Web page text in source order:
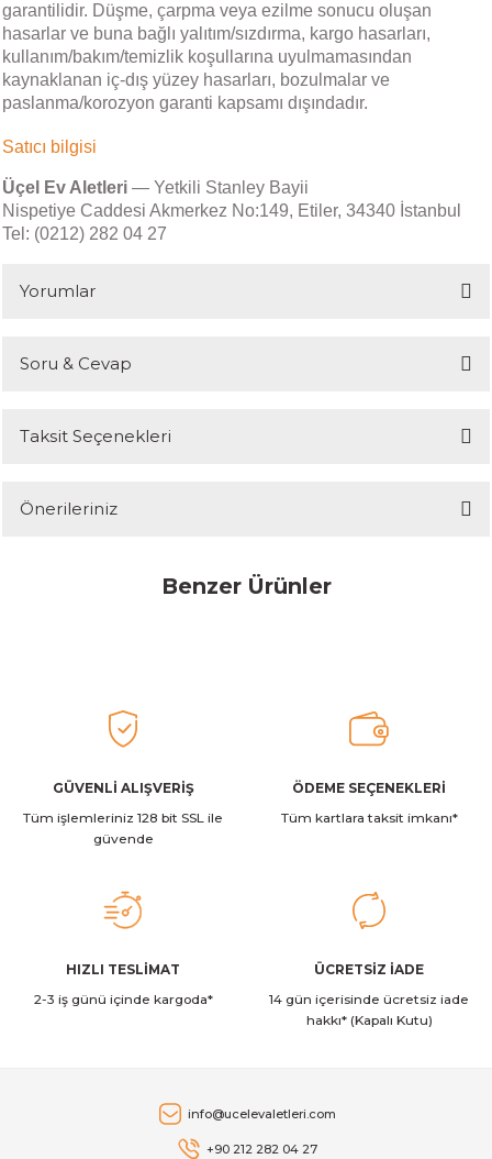
garantilidir. Düşme, çarpma veya ezilme sonucu oluşan
hasarlar ve buna bağlı yalıtım/sızdırma, kargo hasarları,
kullanım/bakım/temizlik koşullarına uyulmamasından
kaynaklanan iç-dış yüzey hasarları, bozulmalar ve
paslanma/korozyon garanti kapsamı dışındadır.
Satıcı bilgisi
Üçel Ev Aletleri — Yetkili Stanley Bayii
Nispetiye Caddesi Akmerkez No:149, Etiler, 34340 İstanbul
Tel: (0212) 282 04 27
Yorumlar
Soru & Cevap
Taksit Seçenekleri
Önerileriniz
konularda yetersiz gördüğünüz noktaları öneri formunu kullanarak
Ürün açıklamasında eksik bilgiler bulunuyor.
Ürün bilgilerinde hatalar bulunuyor.
Ürün fiyatı diğer sitelerden daha pahalı.
Bu ürüne benzer farklı alternatifler olmalı.
Benzer Ürünler
Stanley
Stanley The Quencher ProTour Flip Straw Tumbler Pipetli
2.349,00 TL
Stanley The AeroLight™ Transit Mug | 0.35L | Dew Drop
Stanley The AeroLight™ Transit Mug | 0.47L | Cranberry
GÜVENLİ ALIŞVERİŞ
Tüm işlemleriniz 128 bit SSL ile
güvende
ÖDEME SEÇENEKLERİ
Tüm kartlara taksit imkanı*
HIZLI TESLİMAT
2-3 iş günü içinde kargoda*
ÜCRETSİZ İADE
14 gün içerisinde ücretsiz iade
hakkı* (Kapalı Kutu)
info@ucelevaletleri.com
+90 212 282 04 27